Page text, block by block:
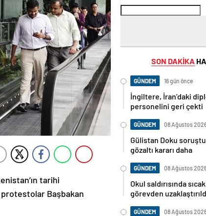
tarihi
protestolar Başbakan
SON DAKİKA
GÜNDEM 16 gün önce
İngiltere, İran’daki
personelini geri çekti
GÜNDEM 08 Ağustos
Gülistan Doku
gözaltı kararı daha
GÜNDEM 08 Ağustos
Okul saldırısında
görevden
GÜNDEM 08 Ağustos